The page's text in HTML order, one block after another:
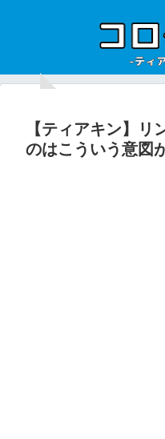
【ティアキン】リ
のはこういう意図